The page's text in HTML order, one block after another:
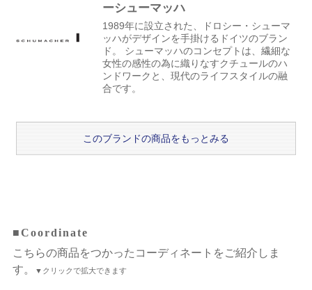
ーシューマッハ
1989年に設立された、ドロシー・シューマ
ッハがデザインを手掛けるドイツのブラン
ド。 シューマッハのコンセプトは、繊細な
女性の感性の為に織りなすクチュールのハ
ンドワークと、現代のライフスタイルの融
合です。
このブランドの商品をもっとみる
■Coordinate
こちらの商品をつかったコーディネートをご紹介しま
す。
▼クリックで拡大できます